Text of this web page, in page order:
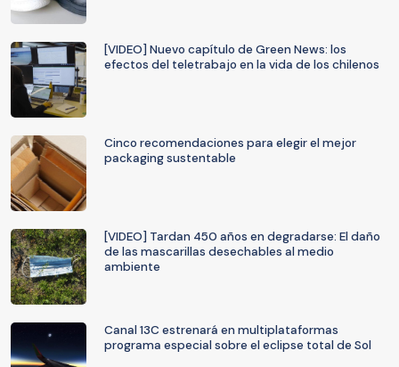
[VIDEO] Nuevo capítulo de Green News: los
efectos del teletrabajo en la vida de los chilenos
Cinco recomendaciones para elegir el mejor
packaging sustentable
[VIDEO] Tardan 450 años en degradarse: El daño
de las mascarillas desechables al medio
ambiente
Canal 13C estrenará en multiplataformas
programa especial sobre el eclipse total de Sol